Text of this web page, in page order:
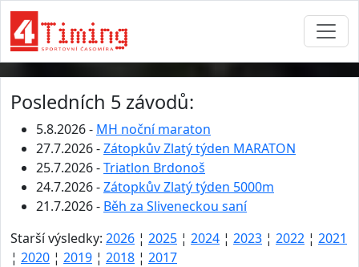
Posledních 5 závodů:
5.8.2026 - MH noční maraton
27.7.2026 -Zátopkův Zlatý týden MARATON
25.7.2026 -Triatlon Brdonoš
24.7.2026 -Zátopkův Zlatý týden 5000m
21.7.2026 - Běh za Sliveneckou saní
Starší výsledky: 2026 ¦ 2025 ¦ 2024 ¦ 2023 ¦ 2022 ¦ 2021
¦ 2020 ¦ 2019 ¦ 2018 ¦ 2017